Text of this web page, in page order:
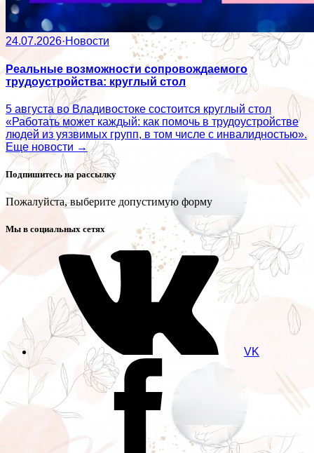
24.07.2026·Новости
Реальные возможности сопровождаемого
трудоустройства: круглый стол
5 августа во Владивостоке состоится круглый стол
«Работать может каждый: как помочь в трудоустройстве
людей из уязвимых групп, в том числе с инвалидностью».
Еще новости →
Подпишитесь на рассылку
Пожалуйста, выберите допустимую форму
Мы в социальных сетях
VK